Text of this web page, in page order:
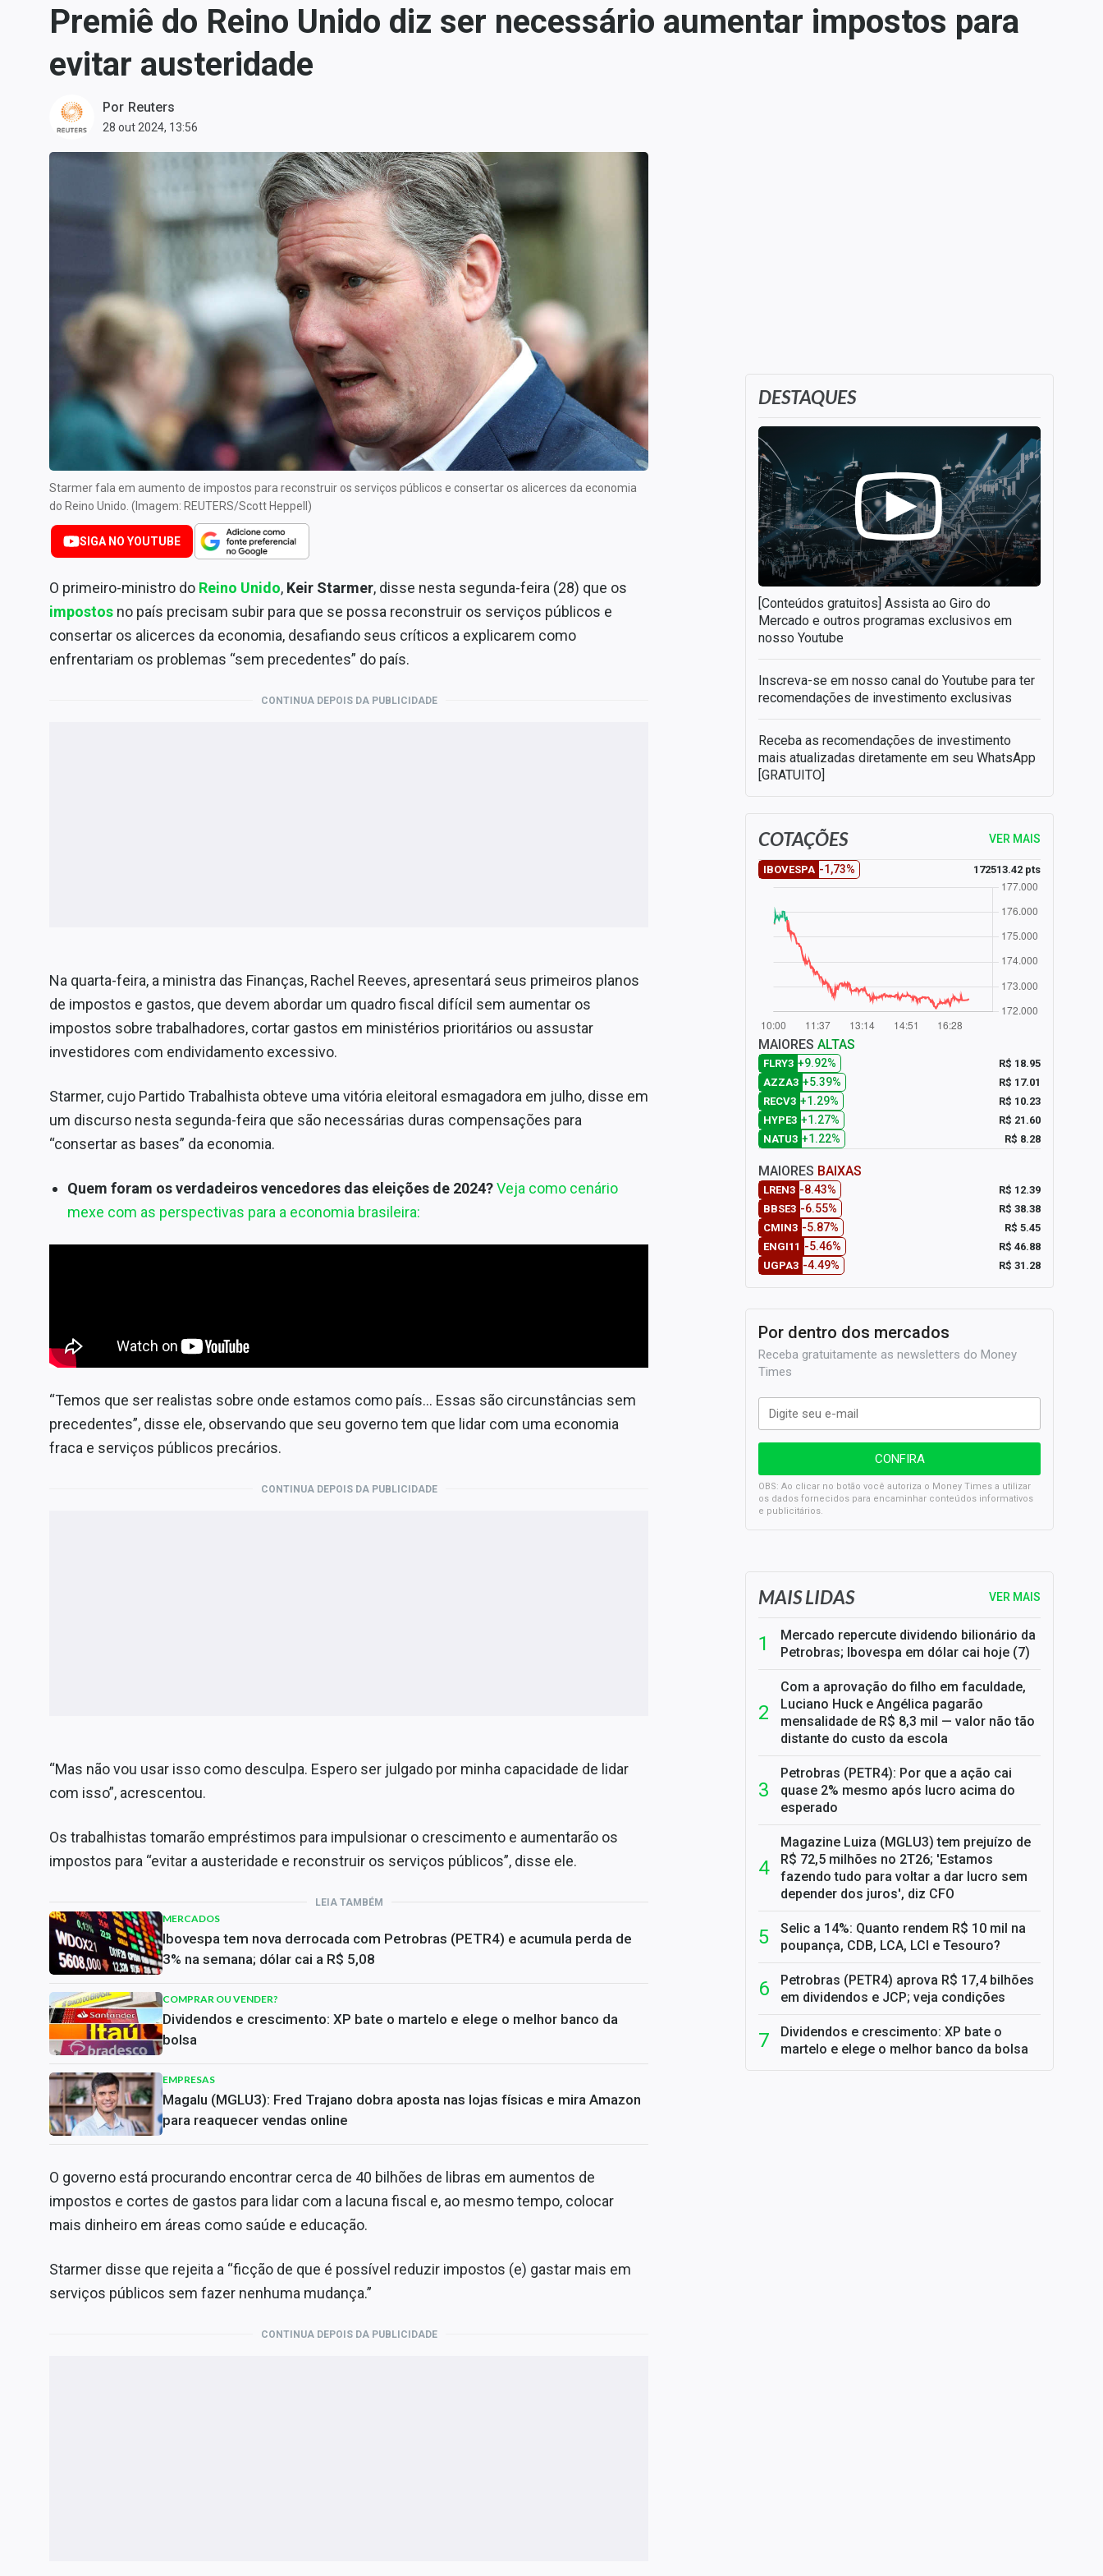
Carteiras Recomendadas
Central de Fundos
Central dos IPOs
Especiais
Internacional
Marketing
Conteúdo de Marca
Sobre
Premiê do Reino Unido diz ser necessário aumentar impostos para
evitar austeridade
Por Reuters
28 out 2024, 13:56
Starmer fala em aumento de impostos para reconstruir os serviços públicos e consertar os alicerces da economia
do Reino Unido. (Imagem: REUTERS/Scott Heppell)
SIGA NO YOUTUBE
O primeiro-ministro do Reino Unido, Keir Starmer, disse nesta segunda-feira (28) que os
impostos no país precisam subir para que se possa reconstruir os serviços públicos e
consertar os alicerces da economia, desafiando seus críticos a explicarem como
enfrentariam os problemas “sem precedentes” do país.
CONTINUA DEPOIS DA PUBLICIDADE
Na quarta-feira, a ministra das Finanças, Rachel Reeves, apresentará seus primeiros planos
de impostos e gastos, que devem abordar um quadro fiscal difícil sem aumentar os
impostos sobre trabalhadores, cortar gastos em ministérios prioritários ou assustar
investidores com endividamento excessivo.
Starmer, cujo Partido Trabalhista obteve uma vitória eleitoral esmagadora em julho, disse em
um discurso nesta segunda-feira que são necessárias duras compensações para
“consertar as bases” da economia.
Quem foram os verdadeiros vencedores das eleições de 2024? Veja como cenário
mexe com as perspectivas para a economia brasileira:
“Temos que ser realistas sobre onde estamos como país… Essas são circunstâncias sem
precedentes”, disse ele, observando que seu governo tem que lidar com uma economia
fraca e serviços públicos precários.
CONTINUA DEPOIS DA PUBLICIDADE
“Mas não vou usar isso como desculpa. Espero ser julgado por minha capacidade de lidar
com isso”, acrescentou.
Os trabalhistas tomarão empréstimos para impulsionar o crescimento e aumentarão os
impostos para “evitar a austeridade e reconstruir os serviços públicos”, disse ele.
LEIA TAMBÉM
MERCADOS
Ibovespa tem nova derrocada com Petrobras (PETR4) e acumula perda de
3% na semana; dólar cai a R$ 5,08
COMPRAR OU VENDER?
Dividendos e crescimento: XP bate o martelo e elege o melhor banco da
bolsa
EMPRESAS
Magalu (MGLU3): Fred Trajano dobra aposta nas lojas físicas e mira Amazon
para reaquecer vendas online
O governo está procurando encontrar cerca de 40 bilhões de libras em aumentos de
impostos e cortes de gastos para lidar com a lacuna fiscal e, ao mesmo tempo, colocar
mais dinheiro em áreas como saúde e educação.
Starmer disse que rejeita a “ficção de que é possível reduzir impostos (e) gastar mais em
serviços públicos sem fazer nenhuma mudança.”
CONTINUA DEPOIS DA PUBLICIDADE
DESTAQUES
[Conteúdos gratuitos] Assista ao Giro do
Mercado e outros programas exclusivos em
nosso Youtube
Inscreva-se em nosso canal do Youtube para ter
recomendações de investimento exclusivas
Receba as recomendações de investimento
mais atualizadas diretamente em seu WhatsApp
[GRATUITO]
COTAÇÕES VER MAIS
IBOVESPA -1,73% 172513.42 pts
MAIORES ALTAS
FLRY3 +9.92%
R$ 18.95
AZZA3 +5.39%
R$ 17.01
RECV3 +1.29%
R$ 10.23
HYPE3 +1.27%
R$ 21.60
NATU3 +1.22% R$ 8.28
MAIORES BAIXAS
LREN3 -8.43%
R$ 12.39
BBSE3 -6.55%
R$ 38.38
CMIN3 -5.87%
R$ 5.45
ENGI11 -5.46%
R$ 46.88
UGPA3 -4.49% R$ 31.28
Por dentro dos mercados
Receba gratuitamente as newsletters do Money
Times
OBS: Ao clicar no botão você autoriza o Money Times a utilizar
os dados fornecidos para encaminhar conteúdos informativos
e publicitários.
SELIC em 14%: A repercussão da decisão sobre os JUROS
MAIS LIDAS VER MAIS
Mercado repercute dividendo bilionário da
Petrobras; Ibovespa em dólar cai hoje (7)
Com a aprovação do filho em faculdade,
Luciano Huck e Angélica pagarão
mensalidade de R$ 8,3 mil — valor não tão
distante do custo da escola
Petrobras (PETR4): Por que a ação cai
quase 2% mesmo após lucro acima do
esperado
Magazine Luiza (MGLU3) tem prejuízo de
R$ 72,5 milhões no 2T26; 'Estamos
fazendo tudo para voltar a dar lucro sem
depender dos juros', diz CFO
Selic a 14%: Quanto rendem R$ 10 mil na
poupança, CDB, LCA, LCI e Tesouro?
Petrobras (PETR4) aprova R$ 17,4 bilhões
em dividendos e JCP; veja condições
Dividendos e crescimento: XP bate o
martelo e elege o melhor banco da bolsa